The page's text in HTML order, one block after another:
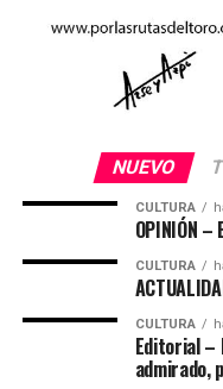
NUEVO
CULTURA
OPINIÓN
CULTURA
CULTURA
Editorial –
admirado,